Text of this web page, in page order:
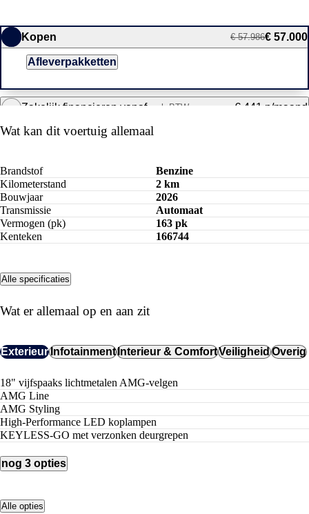
Kopen € 57.986€ 57.000
Afleverpakketten
Zakelijk financieren vanafexcl. BTW € 441 p/maand
Wat kan dit voertuig allemaal
Brandstof
Benzine
Kilometerstand
2 km
Bouwjaar
2026
Transmissie
Automaat
Vermogen (pk)
163 pk
Kenteken
166744
Alle specificaties
Wat er allemaal op en aan zit
ExterieurInfotainmentInterieur & ComfortVeiligheidOverig
18" vijfspaaks lichtmetalen AMG-velgen
AMG Line
AMG Styling
High-Performance LED koplampen
KEYLESS-GO met verzonken deurgrepen
nog 3 opties
Alle opties